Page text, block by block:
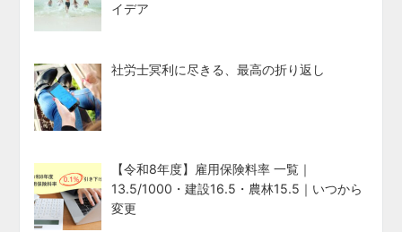
イデア
社労士冥利に尽きる、最高の折り返し
【令和8年度】雇用保険料率 一覧｜
13.5/1000・建設16.5・農林15.5｜いつから
変更